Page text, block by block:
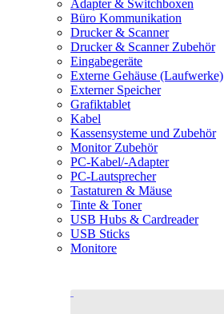
Adapter & Switchboxen
Büro Kommunikation
Drucker & Scanner
Drucker & Scanner Zubehör
Eingabegeräte
Externe Gehäuse (Laufwerke)
Externer Speicher
Grafiktablet
Kabel
Kassensysteme und Zubehör
Monitor Zubehör
PC-Kabel/-Adapter
PC-Lautsprecher
Tastaturen & Mäuse
Tinte & Toner
USB Hubs & Cardreader
USB Sticks
Monitore